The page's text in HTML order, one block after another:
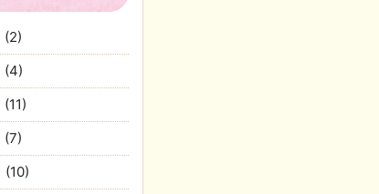
(2)
(4)
(11)
(7)
(10)